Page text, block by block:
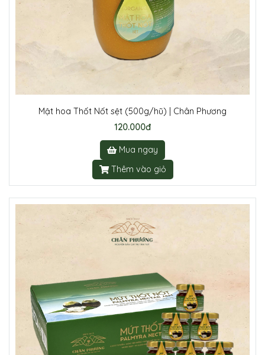
Mật hoa Thốt Nốt sệt (500g/hũ) | Chân Phương
120.000đ
Mua ngay
Thêm vào giỏ